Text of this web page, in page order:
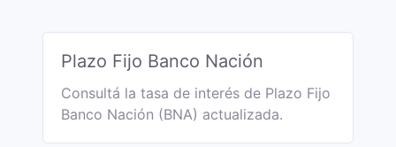
Plazo Fijo Banco Nación
Consultá la tasa de interés de Plazo Fijo
Banco Nación (BNA) actualizada.